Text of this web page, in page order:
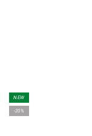
NEW
-20%